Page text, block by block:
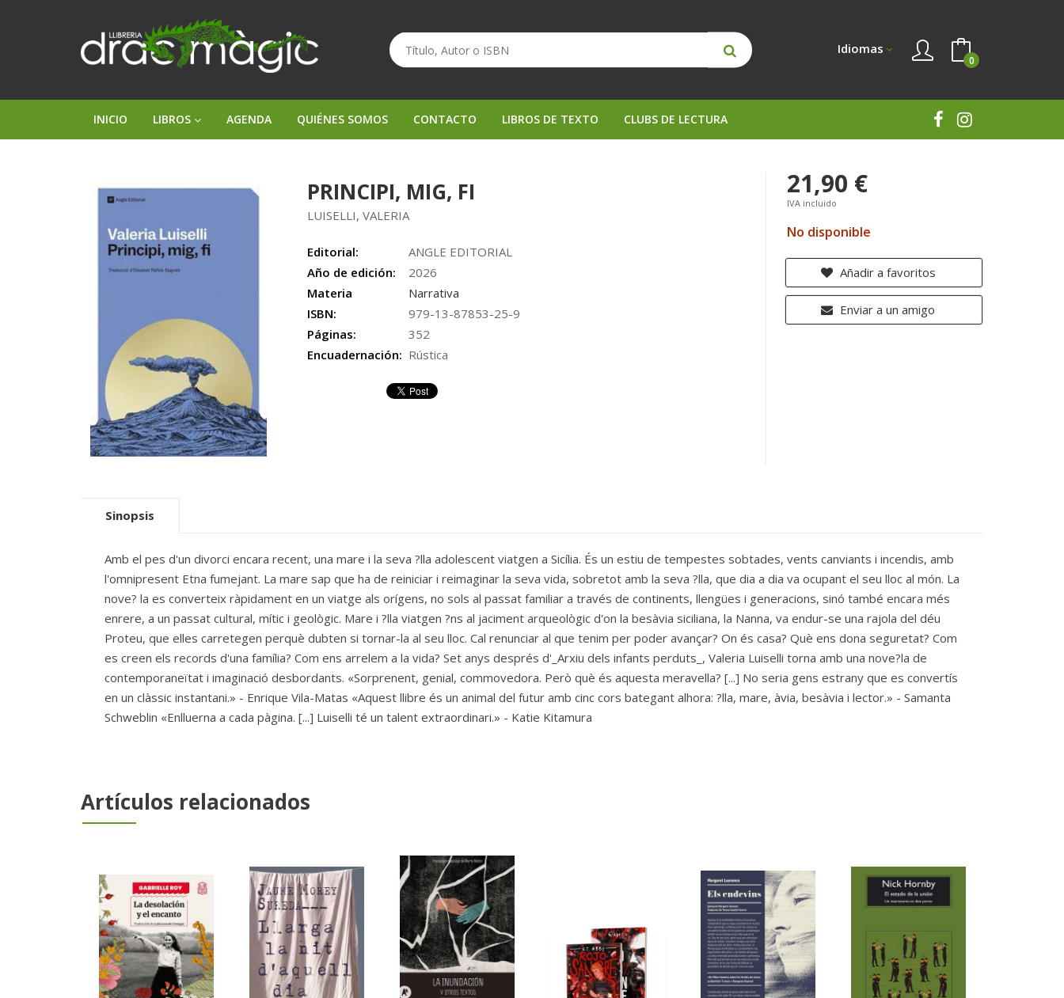
Idiomas
0
INICIO LIBROS AGENDA QUIÉNES SOMOS CONTACTO LIBROS DE TEXTO CLUBS DE LECTURA
PRINCIPI, MIG, FI
LUISELLI, VALERIA
Editorial:
ANGLE EDITORIAL
Año de edición:
2026
Materia
Narrativa
ISBN:
979-13-87853-25-9
Páginas:
352
Encuadernación: Rústica
21,90 €
IVA incluido
No disponible
Añadir a favoritos
Enviar a un amigo
Sinopsis
Amb el pes d'un divorci encara recent, una mare i la seva ?lla adolescent viatgen a Sicília. És un estiu de tempestes sobtades, vents canviants i incendis, amb
l'omnipresent Etna fumejant. La mare sap que ha de reiniciar i reimaginar la seva vida, sobretot amb la seva ?lla, que dia a dia va ocupant el seu lloc al món. La
nove? la es converteix ràpidament en un viatge als orígens, no sols al passat familiar a través de continents, llengües i generacions, sinó també encara més
enrere, a un passat cultural, mític i geològic. Mare i ?lla viatgen ?ns al jaciment arqueològic d'on la besàvia siciliana, la Nanna, va endur-se una rajola del déu
Proteu, que elles carretegen perquè dubten si tornar-la al seu lloc. Cal renunciar al que tenim per poder avançar? On és casa? Què ens dona seguretat? Com
es creen els records d'una família? Com ens arrelem a la vida? Set anys després d'_Arxiu dels infants perduts_, Valeria Luiselli torna amb una nove?la de
contemporaneïtat i imaginació desbordants. «Sorprenent, genial, commovedora. Però què és aquesta meravella? [...] No seria gens estrany que es convertís
en un clàssic instantani.» - Enrique Vila-Matas «Aquest llibre és un animal del futur amb cinc cors bategant alhora: ?lla, mare, àvia, besàvia i lector.» - Samanta
Schweblin «Enlluerna a cada pàgina. [...] Luiselli té un talent extraordinari.» - Katie Kitamura
Artículos relacionados